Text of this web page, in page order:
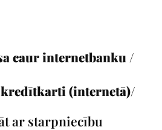
caur internetbanku /
(internetā)/
ar starpniecību